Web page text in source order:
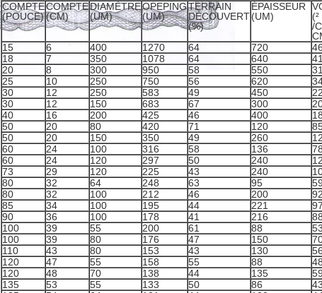
COMPTE
(POUCE)
COMPTE
(CM)
DIAMÈTRE
(UM)
OPEPING
(UM)
TERRAIN
DÉCOUVERT
(%)
ÉPAISSEUR
(UM)
/
15
6 400 1270 64 720
18
7 350 1078 64 640
20
8 300 950 58 550
25
10 250 750 56 620
30
12 250 583 49 450
30
12 150 683 67 300
40
16 200 425 46 400
50
20 80 420 71 120
50
20 150 350 49 260
60
24 100 316 58 136 78
60
24 120 297 50 240
73
29 120 225 43 240
80
32 64 248 63 95 59
80
32 100 212 46 200 92
85
34 100 195 44 221 97
90
36 100 178 41 216 88
100
39 55 200 61 88 53
100
39 80 176 47 150
110
43 80 153 43 130 56
120
47 55 158 55 88 48
120
48 70 138 44 135 59
135
53 55 133 50 86 43